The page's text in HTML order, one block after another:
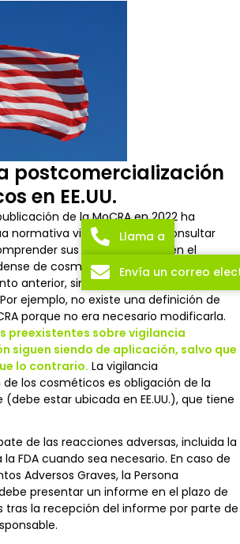
postcomercialización
en EE.UU.
de la MoCRA en 2022 ha
normativa vigente. Puedes consultar
sus consecuencias en el
de cosméticos. La MoCRA no
anterior, sino que pone sobre la mesa
ejemplo, no existe una definición de
porque no era necesario modificarla.
preexistentes sobre vigilancia
siguen siendo de aplicación, salvo que
lo contrario. La vigilancia
los cosméticos es obligación de la
(debe estar ubicada en EE.UU.), que tiene
de las reacciones adversas, incluida la
FDA cuando sea necesario. En caso de
Adversos Graves, la Persona
presentar un informe en el plazo de
tras la recepción del informe por parte de
Llama a
Envía un correo